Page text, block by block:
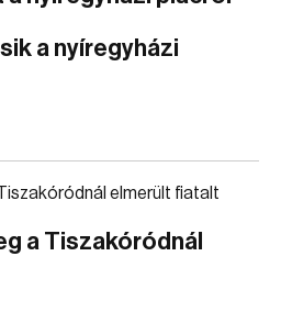
a nyíregyházi
a Tiszakóródnál